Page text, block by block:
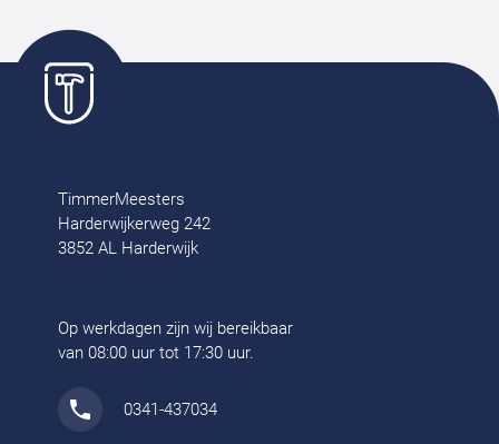
TimmerMeesters
Harderwijkerweg 242
3852 AL Harderwijk
Op werkdagen zijn wij bereikbaar
van 08:00 uur tot 17:30 uur.
0341-437034